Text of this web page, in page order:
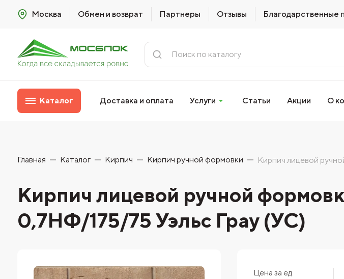
Москва Обмен и возврат Партнеры Отзывы Благодарственные
Каталог Доставка и оплата Услуги Статьи Акции О
Главная Каталог Кирпич Кирпич ручной формовки Кирпич лицевой
Кирпич лицевой ручной
0,7НФ/175/75 Уэльс Грау (УС)
Цена за ед.